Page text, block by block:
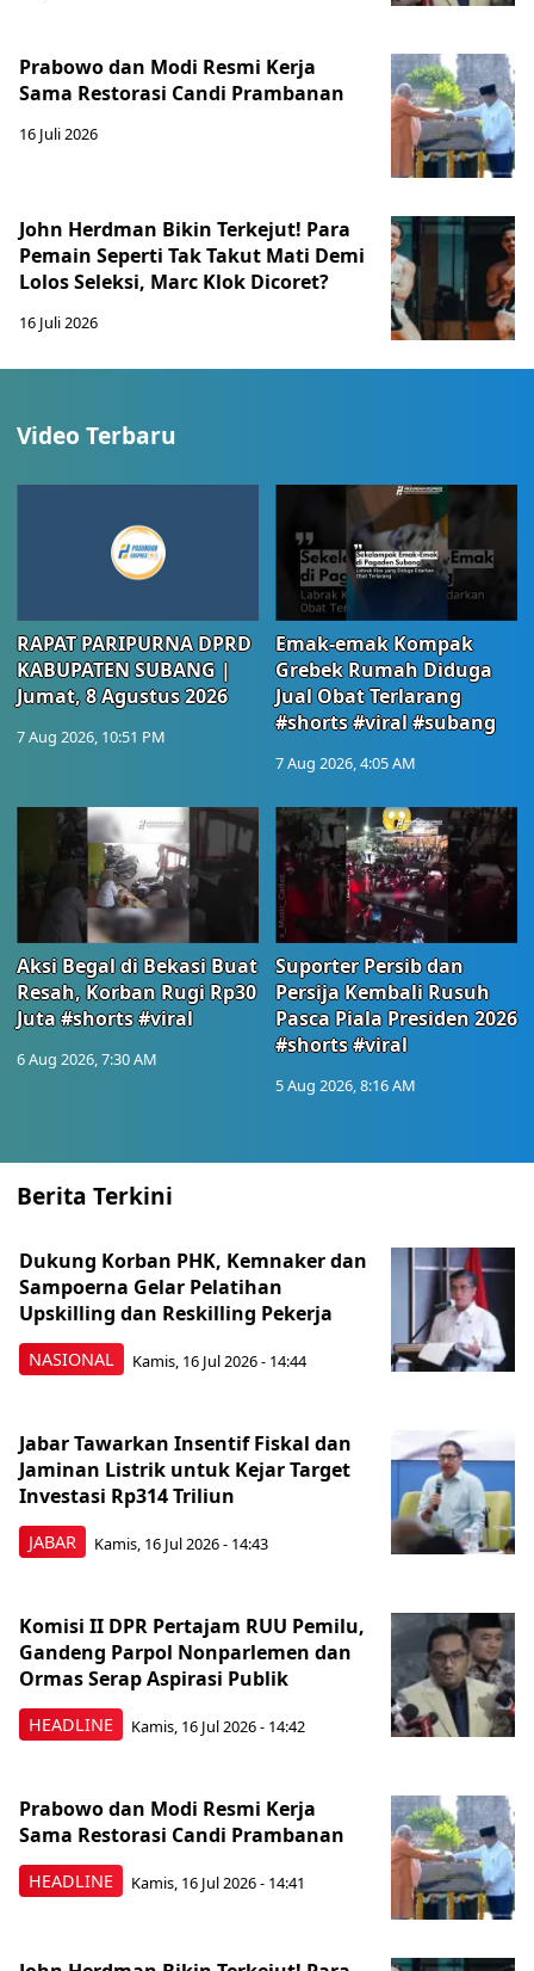
Prabowo dan Modi Resmi Kerja
Sama Restorasi Candi Prambanan
16 Juli 2026
John Herdman Bikin Terkejut! Para
Pemain Seperti Tak Takut Mati Demi
Lolos Seleksi, Marc Klok Dicoret?
16 Juli 2026
Video Terbaru
RAPAT PARIPURNA DPRD
KABUPATEN SUBANG |
Jumat, 8 Agustus 2026
7 Aug 2026, 10:51 PM
Emak-emak Kompak
Grebek Rumah Diduga
Jual Obat Terlarang
#shorts #viral #subang
7 Aug 2026, 4:05 AM
Aksi Begal di Bekasi Buat
Resah, Korban Rugi Rp30
Juta #shorts #viral
6 Aug 2026, 7:30 AM
Suporter Persib dan
Persija Kembali Rusuh
Pasca Piala Presiden 2026
#shorts #viral
5 Aug 2026, 8:16 AM
Berita Terkini
NASIONAL
Dukung Korban PHK, Kemnaker dan
Sampoerna Gelar Pelatihan
Upskilling dan Reskilling Pekerja
Kamis, 16 Jul 2026 - 14:44
JABAR
Jabar Tawarkan Insentif Fiskal dan
Jaminan Listrik untuk Kejar Target
Investasi Rp314 Triliun
Kamis, 16 Jul 2026 - 14:43
HEADLINE
Komisi II DPR Pertajam RUU Pemilu,
Gandeng Parpol Nonparlemen dan
Ormas Serap Aspirasi Publik
Kamis, 16 Jul 2026 - 14:42
HEADLINE
Prabowo dan Modi Resmi Kerja
Sama Restorasi Candi Prambanan
Kamis, 16 Jul 2026 - 14:41